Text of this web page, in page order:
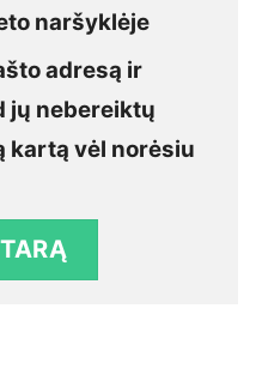
naršyklėje
adresą ir
jų nebereiktų
kartą vėl norėsiu